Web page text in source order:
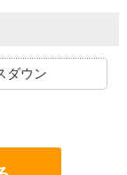
ダウン